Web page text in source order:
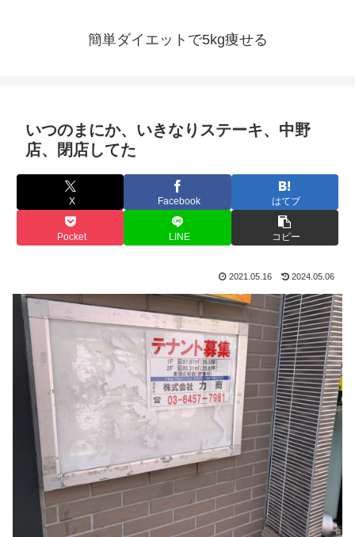
簡単ダイエットで5kg痩せる
いつのまにか、いきなりステーキ、中野
店、閉店してた
X Facebook はてブ
Pocket LINE コピー
2021.05.16 2024.05.06